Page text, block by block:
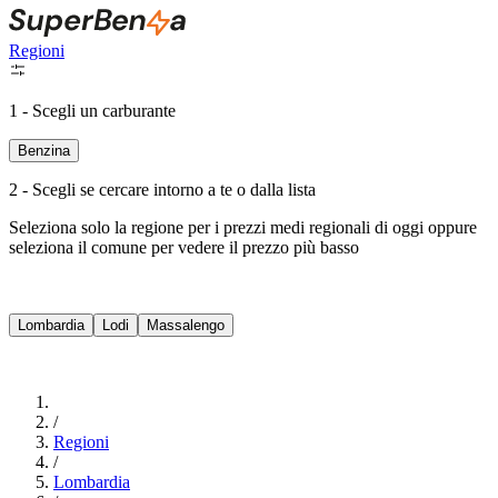
Regioni
1 - Scegli un carburante
Benzina
2 - Scegli se cercare intorno a te o dalla lista
Seleziona solo la regione per i prezzi medi regionali di oggi oppure
seleziona il comune per vedere il prezzo più basso
Lombardia Lodi Massalengo
/
Regioni
/
Lombardia